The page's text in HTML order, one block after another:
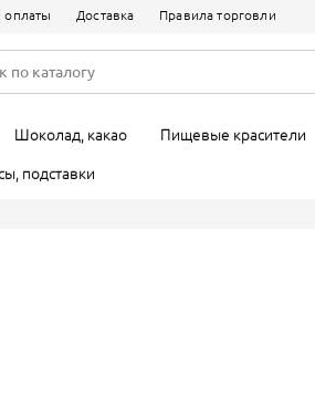
оплаты Доставка Правила торговли
Шоколад, какао Пищевые красители
Красители сухие, кандурины
Смеси
подставки